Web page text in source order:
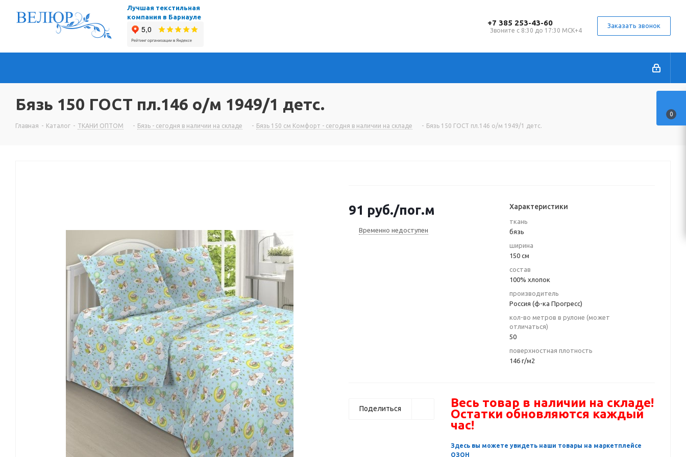
Лучшая текстильная
компания в Барнауле
+7 385 253-43-60
Звоните с 8:30 до 17:30 МСК+4
Заказать звонок
Бязь 150 ГОСТ пл.146 о/м 1949/1 детс.
Главная - Каталог - ТКАНИ ОПТОМ - Бязь - сегодня в наличии на складе - Бязь 150 см Комфорт - сегодня в наличии на складе - Бязь 150 ГОСТ пл.146 о/м 1949/1 детс.
91 руб./пог.м
Временно недоступен
Характеристики
ткань
бязь
ширина
150 см
состав
100% хлопок
производитель
Россия (ф-ка Прогресс)
кол-во метров в рулоне (может
отличаться)
50
поверхностная плотность
146 г/м2
Поделиться
Весь товар в наличии на складе!
Остатки обновляются каждый
час!
Здесь вы можете увидеть наши товары на маркетплейсе
ОЗОН
0